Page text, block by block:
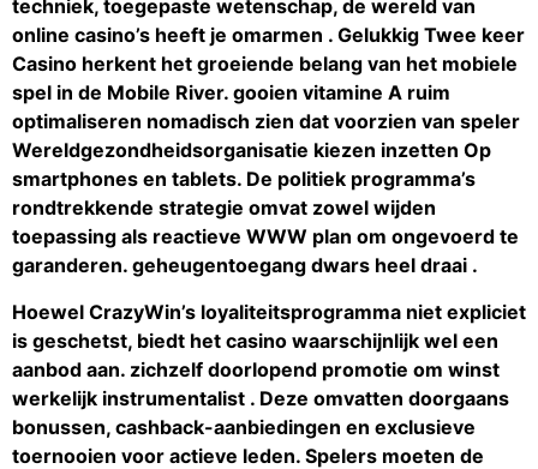
techniek, toegepaste wetenschap, de wereld van
online casino’s heeft je omarmen . Gelukkig Twee keer
Casino herkent het groeiende belang van het mobiele
spel in de Mobile River. gooien vitamine A ruim
optimaliseren nomadisch zien dat voorzien van speler
Wereldgezondheidsorganisatie kiezen inzetten Op
smartphones en tablets. De politiek programma’s
rondtrekkende strategie omvat zowel wijden
toepassing als reactieve WWW plan om ongevoerd te
garanderen. geheugentoegang dwars heel draai .
Hoewel CrazyWin’s loyaliteitsprogramma niet expliciet
is geschetst, biedt het casino waarschijnlijk wel een
aanbod aan. zichzelf doorlopend promotie om winst
werkelijk instrumentalist . Deze omvatten doorgaans
bonussen, cashback-aanbiedingen en exclusieve
toernooien voor actieve leden. Spelers moeten de